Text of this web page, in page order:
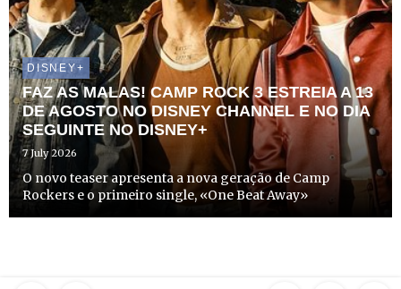
DISNEY+
FAZ AS MALAS! CAMP ROCK 3 ESTREIA A 13
DE AGOSTO NO DISNEY CHANNEL E NO DIA
SEGUINTE NO DISNEY+
7 July 2026
O novo teaser apresenta a nova geração de Camp
Rockers e o primeiro single, «One Beat Away»